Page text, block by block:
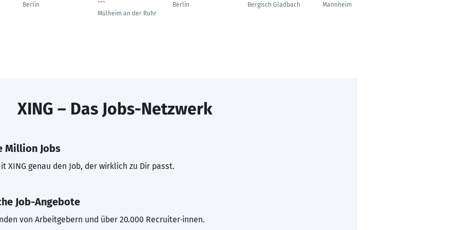
Berlin
---
Mülheim an der Ruhr
Berlin Bergisch Gladbach Mannheim
XING – Das Jobs-Netzwerk
Million Jobs
XING genau den Job, der wirklich zu Dir passt.
Job-Angebote
von Arbeitgebern und über 20.000 Recruiter·innen.